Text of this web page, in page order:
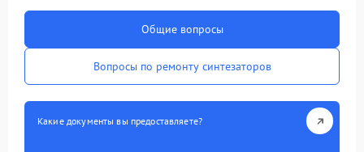
Общие вопросы
Вопросы по ремонту синтезаторов
Какие документы вы предоставляете?